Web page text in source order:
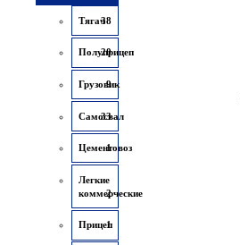
Тягач38
Полуприцеп
20
Грузовик
9
Самосвал
33
Цементовоз
1
Легкие
коммерческие
2
Прицеп
1